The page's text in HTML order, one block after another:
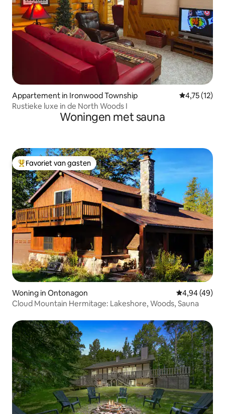
Appartement in Ironwood Township Gemiddelde
4,75 (12)
Rustieke luxe in de North Woods I
Woningen met sauna
Topfavoriet van gasten
Favoriet van gasten
Woning in Ontonagon Gemiddelde
4,94 (49)
Cloud Mountain Hermitage: Lakeshore, Woods, Sauna